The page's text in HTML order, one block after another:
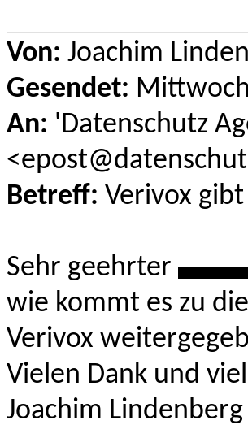
Von: Joachim
Gesendet:
An: 'Datenschutz
Betreff: Verivox
Sehr geehrter
wie kommt es zu
Verivox
Vielen Dank und
Joachim Lindenberg